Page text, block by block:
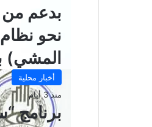
بدعم من
نحو
المشي)
أخبار محلية
منذ 3 أيام
برنامج